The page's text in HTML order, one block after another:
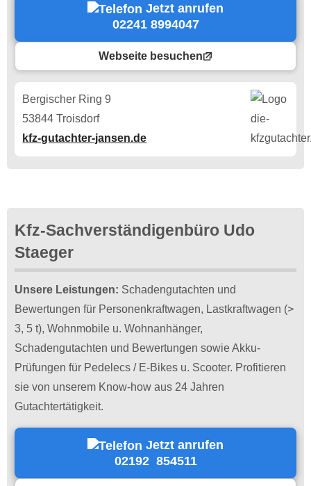
Jetzt anrufen
02241 8994047
Webseite besuchen
Bergischer Ring 9
53844 Troisdorf
kfz-gutachter-jansen.de
Kfz-Sachverständigenbüro Udo
Staeger
Unsere Leistungen: Schadengutachten und
Bewertungen für Personenkraftwagen, Lastkraftwagen (>
3, 5 t), Wohnmobile u. Wohnanhänger,
Schadengutachten und Bewertungen sowie Akku-
Prüfungen für Pedelecs / E-Bikes u. Scooter. Profitieren
sie von unserem Know-how aus 24 Jahren
Gutachtertätigkeit.
Jetzt anrufen
02192 854511